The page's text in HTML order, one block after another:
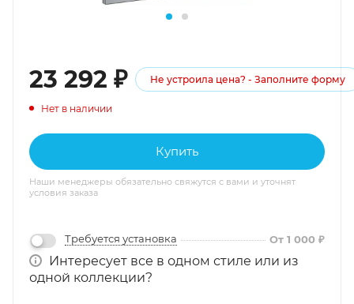
23 292 ₽ Не устроила цена? - Заполните форму
Нет в наличии
Купить
Наши менеджеры обязательно свяжутся с вами и уточнят
условия заказа
Требуется установка От 1 000 ₽
Интересует все в одном стиле или из
одной коллекции?